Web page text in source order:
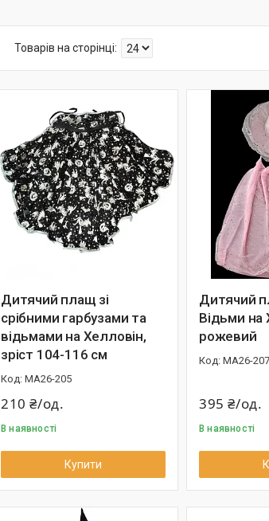
Дитячий плащ зі
срібними гарбузами та
відьмами на Хелловін,
зріст 104-116 см
MA26-205
210 ₴/од.
В наявності
Купити
Дитячий
Відьми на
рожевий
МА26-
395 ₴/од.
В наявності